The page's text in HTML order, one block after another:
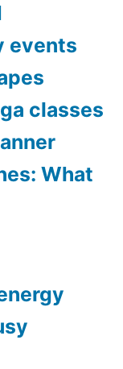
events
classes
What